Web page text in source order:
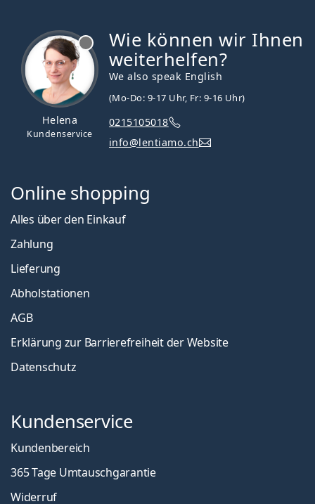
Helena
Kundenservice
Wie können wir Ihnen
weiterhelfen?
We also speak English
(Mo-Do: 9-17 Uhr, Fr: 9-16 Uhr)
0215105018
info@lentiamo.ch
Online shopping
Alles über den Einkauf
Zahlung
Lieferung
Abholstationen
AGB
Erklärung zur Barrierefreiheit der Website
Datenschutz
Kundenservice
Kundenbereich
365 Tage Umtauschgarantie
Widerruf